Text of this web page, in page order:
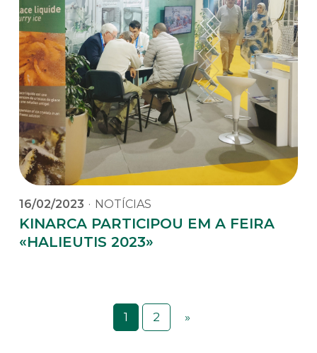
16/02/2023 · NOTÍCIAS
KINARCA PARTICIPOU EM A FEIRA
«HALIEUTIS 2023»
1 2 »